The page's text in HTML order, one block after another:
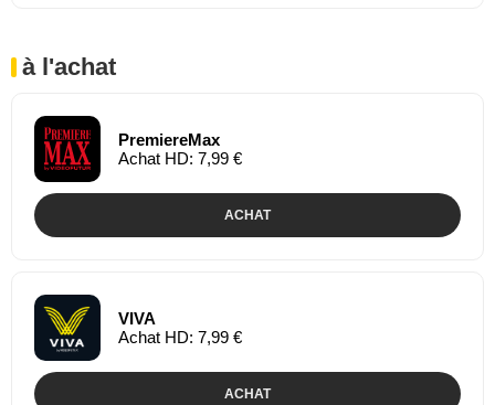
à l'achat
PremiereMax
Achat HD: 7,99 €
ACHAT
VIVA
Achat HD: 7,99 €
ACHAT